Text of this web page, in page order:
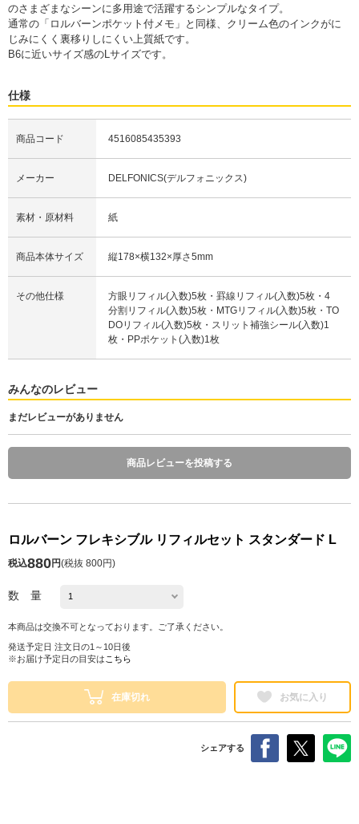
のさまざまなシーンに多用途で活躍するシンプルなタイプ。
通常の「ロルバーンポケット付メモ」と同様、クリーム色のインクがに
じみにくく裏移りしにくい上質紙です。
B6に近いサイズ感のLサイズです。
仕様
商品コード 4516085435393
メーカー DELFONICS(デルフォニックス)
素材・原材料 紙
商品本体サイズ 縦178×横132×厚さ5mm
その他仕様
方眼リフィル(入数)5枚・罫線リフィル(入数)5枚・4
分割リフィル(入数)5枚・MTGリフィル(入数)5枚・TO
DOリフィル(入数)5枚・スリット補強シール(入数)1
枚・PPポケット(入数)1枚
みんなのレビュー
まだレビューがありません
商品レビューを投稿する
ロルバーン フレキシブル リフィルセット スタンダード L
税込880円(税抜 800円)
数 量
本商品は交換不可となっております。ご了承ください。
発送予定日 注文日の1～10日後
※お届け予定日の目安は こちら
在庫切れ お気に入り
シェアする